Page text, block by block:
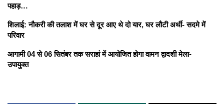
पहाड़…
शिलाई: नौकरी की तलाश में घर से दूर आए थे दो यार, घर लौटी अर्थी- सदमे में
परिवार
आगामी 04 से 06 सितंबर तक सराहां में आयोजित होगा वामन द्वादशी मेला-
उपायुक्त